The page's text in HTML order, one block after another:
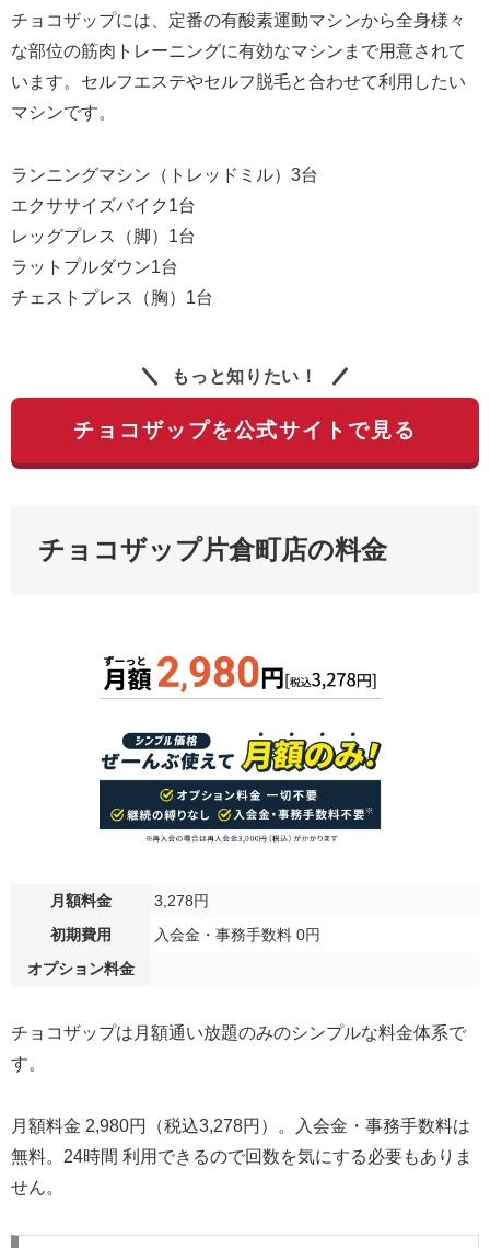
チョコザップには、定番の有酸素運動マシンから全身様々
な部位の筋肉トレーニングに有効なマシンまで用意されて
います。セルフエステやセルフ脱毛と合わせて利用したい
マシンです。
ランニングマシン（トレッドミル）3台
エクササイズバイク1台
レッグプレス（脚）1台
ラットプルダウン1台
チェストプレス（胸）1台
もっと知りたい！
チョコザップを公式サイトで見る
チョコザップ片倉町店の料金
月額料金
3,278円
初期費用
入会金・事務手数料 0円
オプション料金
チョコザップは月額通い放題のみのシンプルな料金体系で
す。
月額料金 2,980円（税込3,278円）。入会金・事務手数料は
無料。24時間 利用できるので回数を気にする必要もありま
せん。